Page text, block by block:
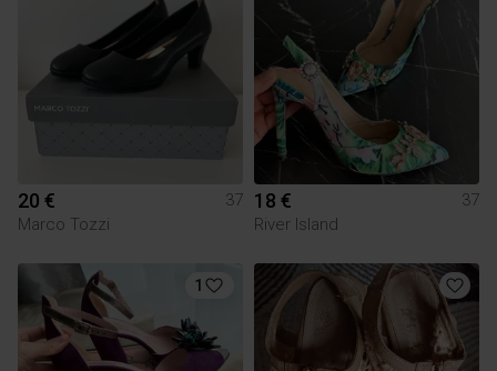
20 €
37
Marco Tozzi
18 €
37
River Island
1